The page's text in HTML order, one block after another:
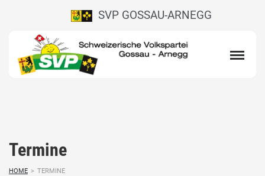
SVP GOSSAU-ARNEGG
Termine
HOME > TERMINE